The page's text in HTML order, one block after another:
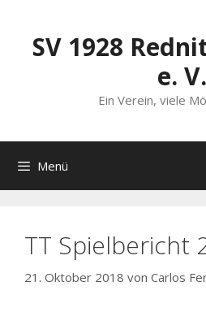
springenSV 1928
e. V.
Ein Verein, viele
Menü
TT Spielbericht
21. Oktober 2018 von Carlos